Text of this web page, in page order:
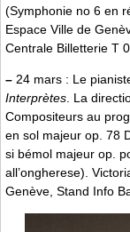
(Symphonie no 6 en
Espace Ville de
Centrale Billetterie T
– 24 mars : Le
Interprètes . La
Compositeurs au
en sol majeur op. 78
si bémol majeur op.
all’ongherese).
Genève, Stand Info